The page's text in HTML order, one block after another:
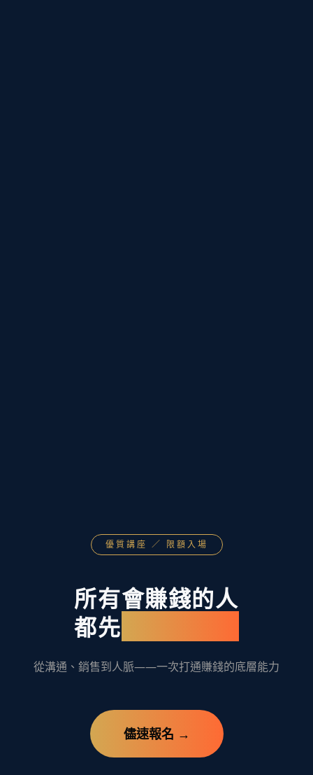
優質講座 ／ 限額入場
所有會賺錢的人
都先
從溝通、銷售到人脈——一次打通賺錢的底層能力
儘速報名 →